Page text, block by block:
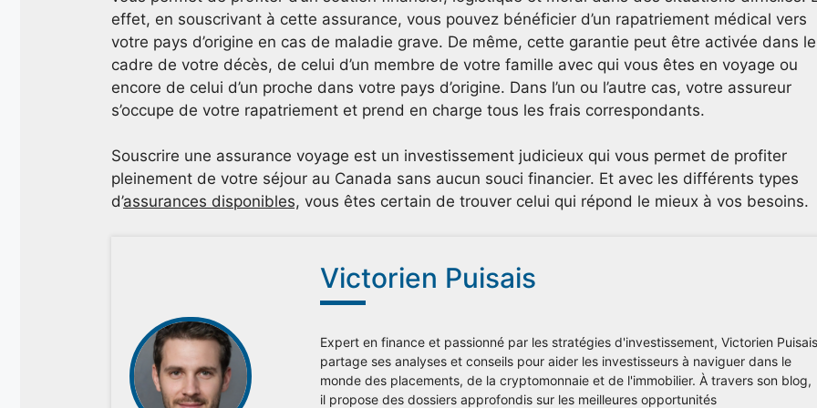
effet, en souscrivant à cette assurance, vous pouvez bénéficier d’un rapatriement médical vers
votre pays d’origine en cas de maladie grave. De même, cette garantie peut être activée dans le
cadre de votre décès, de celui d’un membre de votre famille avec qui vous êtes en voyage ou
encore de celui d’un proche dans votre pays d’origine. Dans l’un ou l’autre cas, votre assureur
s’occupe de votre rapatriement et prend en charge tous les frais correspondants.
Souscrire une assurance voyage est un investissement judicieux qui vous permet de profiter
pleinement de votre séjour au Canada sans aucun souci financier. Et avec les différents types
d’assurances disponibles, vous êtes certain de trouver celui qui répond le mieux à vos besoins.
Victorien Puisais
Expert en finance et passionné par les stratégies d'investissement, Victorien Puisais
partage ses analyses et conseils pour aider les investisseurs à naviguer dans le
monde des placements, de la cryptomonnaie et de l'immobilier. À travers son blog,
il propose des dossiers approfondis sur les meilleures opportunités